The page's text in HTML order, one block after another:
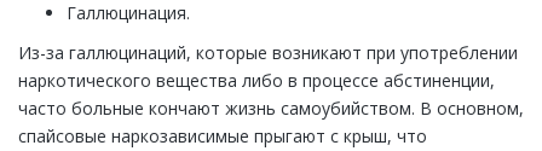
Галлюцинация.
Из-за галлюцинаций, которые возникают при употреблении
наркотического вещества либо в процессе абстиненции,
часто больные кончают жизнь самоубийством. В основном,
спайсовые наркозависимые прыгают с крыш, что